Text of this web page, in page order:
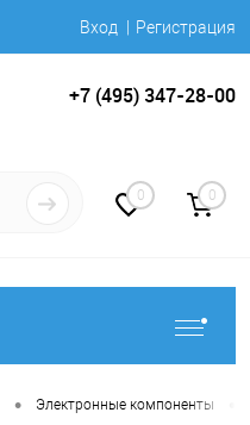
Вход Регистрация
+7 (495) 347-28-00
0 0
• Электронные компоненты